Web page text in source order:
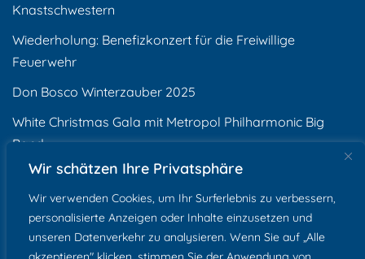
Wir schätzen Ihre Privatsphäre
Wir verwenden Cookies, um Ihr Surferlebnis zu verbessern,
personalisierte Anzeigen oder Inhalte einzusetzen und
unseren Datenverkehr zu analysieren. Wenn Sie auf „Alle
Knastschwestern
Wiederholung: Benefizkonzert für die Freiwillige
Feuerwehr
Don Bosco Winterzauber 2025
White Christmas Gala mit Metropol Philharmonic Big
Band
Neueste Kommentare